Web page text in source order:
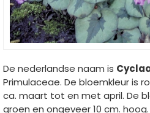
De nederlandse naam is
Primulaceae. De bloemkleur is
ca. maart tot en met april. De
groen en ongeveer 10 cm.